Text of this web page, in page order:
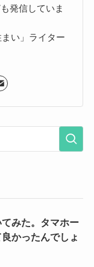
発信していま
い」ライター
みた。タマホー
かったんでしょ